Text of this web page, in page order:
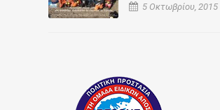
5 Οκτωβρίου, 2015